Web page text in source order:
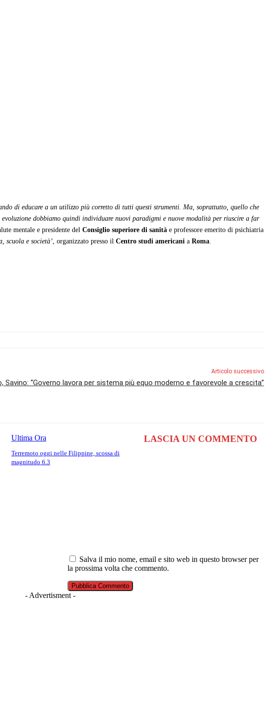
di educare a un utilizzo più corretto di tutti questi strumenti. Ma, soprattutto, quello che
dobbiamo quindi individuare nuovi paradigmi e nuove modalità per riuscire a far
mentale e presidente del Consiglio superiore di sanità e professore emerito di psichiatria
scuola e società’, organizzato presso il Centro studi americani a Roma.
Articolo successivo
Savino: “Governo lavora per sistema più equo moderno e favorevole a crescita”
Ultima Ora
Terremoto oggi nelle Filippine, scossa di
magnitudo 6.3
LASCIA UN COMMENTO
Salva il mio nome, email e sito web in questo browser per
la prossima volta che commento.
- Advertisment -